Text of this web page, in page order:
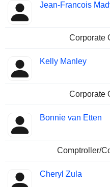
Jean-Francois
Corporate
Kelly Manley
Corporate
Bonnie van Etten
Comptroller/
Cheryl Zula